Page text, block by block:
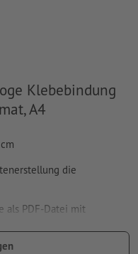
Klebebindung
A4
die
als PDF-Datei mit